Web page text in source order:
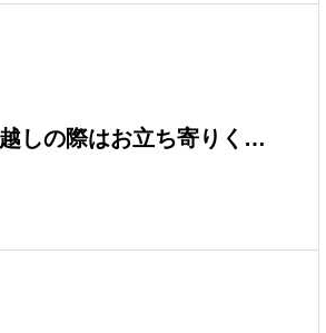
しの際はお立ち寄りくだ